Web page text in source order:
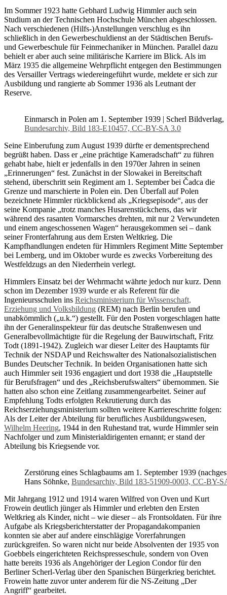
Im Sommer 1923 hatte Gebhard Ludwig Himmler auch sein
Studium an der Technischen Hochschule München abgeschlossen.
Nach verschiedenen (Hilfs-)Anstellungen verschlug es ihn
schließlich in den Gewerbeschuldienst an der Städtischen Berufs-
und Gewerbeschule für Feinmechaniker in München. Parallel dazu
behielt er aber auch seine militärische Karriere im Blick. Als im
März 1935 die allgemeine Wehrpflicht entgegen den Bestimmungen
des Versailler Vertrags wiedereingeführt wurde, meldete er sich zur
Ausbildung und rangierte ab Sommer 1936 als Leutnant der
Reserve.
Einmarsch in Polen am 1. September 1939 | Scherl Bildverlag,
Bundesarchiv, Bild 183-E10457, CC-BY-SA 3.0
Seine Einberufung zum August 1939 dürfte er dementsprechend
begrüßt haben. Dass er „eine prächtige Kameradschaft“ zu führen
gehabt habe, hielt er jedenfalls in den 1970er Jahren in seinen
„Erinnerungen“ fest. Zunächst in der Slowakei in Bereitschaft
stehend, überschritt sein Regiment am 1. September bei Čadca die
Grenze und marschierte in Polen ein. Den Überfall auf Polen
bezeichnete Himmler rückblickend als „Kriegsepisode“, aus der
seine Kompanie „trotz manches Husarenstückchens, das wir
während des rasanten Vormarsches drehten, mit nur 2 Verwundeten
und einem angeschossenen Wagen“ herausgekommen sei – dank
seiner Fronterfahrung aus dem Ersten Weltkrieg. Die
Kampfhandlungen endeten für Himmlers Regiment Mitte September
bei Lemberg, und im Oktober wurde es zwecks Vorbereitung des
Westfeldzugs an den Niederrhein verlegt.
Himmlers Einsatz bei der Wehrmacht währte jedoch nur kurz. Denn
schon im Dezember 1939 wurde er als Referent für die
Ingenieursschulen ins Reichsministerium für Wissenschaft,
Erziehung und Volksbildung (REM) nach Berlin berufen und
unabkömmlich („u.k.“) gestellt. Für den Posten vorgeschlagen hatte
ihn der Generalinspekteur für das deutsche Straßenwesen und
Generalbevollmächtigte für die Regelung der Bauwirtschaft, Fritz
Todt (1891-1942). Zugleich war dieser Leiter des Hauptamts für
Technik der NSDAP und Reichswalter des Nationalsozialistischen
Bundes Deutscher Technik. In beiden Organisationen hatte sich
auch Himmler seit 1936 engagiert und dort 1938 die „Hauptstelle
für Berufsfragen“ und des „Reichsberufswalters“ übernommen. Sie
hatten also schon eine Zeitlang zusammengearbeitet. Seiner auf
Empfehlung Todts erfolgten Rekrutierung durch das
Reichserziehungsministerium sollten weitere Karriereschritte folgen:
Als der Leiter der Abteilung für berufliches Ausbildungswesen,
Wilhelm Heering, 1944 in den Ruhestand trat, wurde Himmler sein
Nachfolger und zum Ministerialdirigenten ernannt; er stand der
Abteilung bis Kriegsende vor.
Zerstörung eines Schlagbaums am 1. September 1939
Hans Söhnke, Bundesarchiv, Bild 183-51909-0003, CC-BY-
Mit Jahrgang 1912 und 1914 waren Wilfred von Oven und Kurt
Frowein deutlich jünger als Himmler und erlebten den Ersten
Weltkrieg als Kinder, nicht – wie dieser – als Frontsoldaten. Für ihre
Aufgabe als Kriegsberichterstatter der Propagandakompanien
konnten sie aber auf andere einschlägige Vorerfahrungen
zurückgreifen. So waren nicht nur beide Absolventen der 1935 von
Goebbels eingerichteten Reichspresseschule, sondern von Oven
hatte bereits 1936 als Angehöriger der Legion Condor für den
Berliner Scherl-Verlag über den Spanischen Bürgerkrieg berichtet.
Frowein hatte zuvor unter anderem für die NS-Zeitung „Der
Angriff“ gearbeitet.